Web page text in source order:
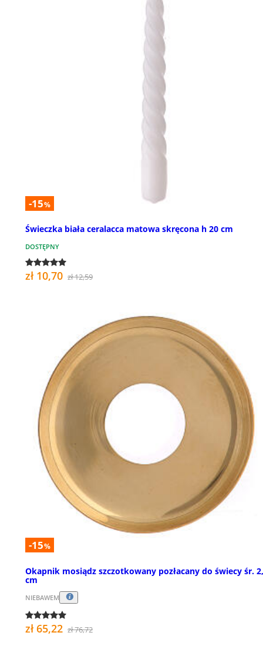
-15%
Świeczka biała ceralacca matowa skręcona h 20 cm
DOSTĘPNY
zł 10,70 zł 12,59
-15%
Okapnik mosiądz szczotkowany pozłacany do świecy śr.
cm
NIEBAWEM
zł 65,22 zł 76,72